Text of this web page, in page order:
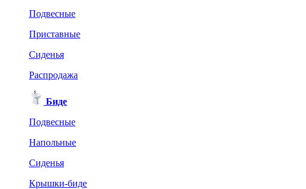
Подвесные
Приставные
Сиденья
Распродажа
Биде
Подвесные
Напольные
Сиденья
Крышки-биде